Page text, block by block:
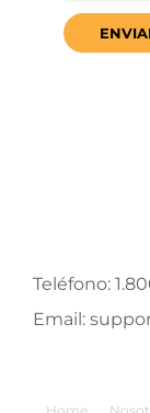
Teléfono:
Email: